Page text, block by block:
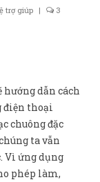
trợ giúp | 3
dẫn cách
điện thoại
chuông đặc
ta vẫn
Vì ứng dụng
phép làm,